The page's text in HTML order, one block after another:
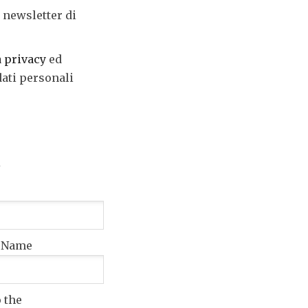
di
privacy ed
personali
the